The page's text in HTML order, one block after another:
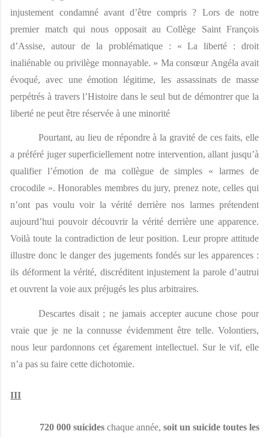
injustement condamné avant d’être compris ? Lors de notre
premier match qui nous opposait au Collège Saint François
d’Assise, autour de la problématique : « La liberté : droit
inaliénable ou privilège monnayable. » Ma consœur Angéla avait
évoqué, avec une émotion légitime, les assassinats de masse
perpétrés à travers l’Histoire dans le seul but de démontrer que la
liberté ne peut être réservée à une minorité
Pourtant, au lieu de répondre à la gravité de ces faits, elle
a préféré juger superficiellement notre intervention, allant jusqu’à
qualifier l’émotion de ma collègue de simples « larmes de
crocodile ». Honorables membres du jury, prenez note, celles qui
n’ont pas voulu voir la vérité derrière nos larmes prétendent
aujourd’hui pouvoir découvrir la vérité derrière une apparence.
Voilà toute la contradiction de leur position. Leur propre attitude
illustre donc le danger des jugements fondés sur les apparences :
ils déforment la vérité, discréditent injustement la parole d’autrui
et ouvrent la voie aux préjugés les plus arbitraires.
Descartes disait ; ne jamais accepter aucune chose pour
vraie que je ne la connusse évidemment être telle. Volontiers,
nous leur pardonnons cet égarement intellectuel. Sur le vif, elle
n’a pas su faire cette dichotomie.
III
720 000 suicides chaque année, soit un suicide toutes les